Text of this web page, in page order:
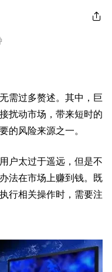
需过多赘述。其中，巨
扰动市场，带来短时的
的风险来源之一。
户太过于遥远，但是不
法在市场上赚到钱。既
行相关操作时，需要注